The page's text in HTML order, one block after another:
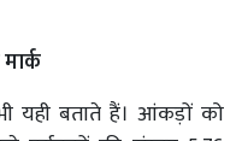
बताते हैं। आंकड़ों को